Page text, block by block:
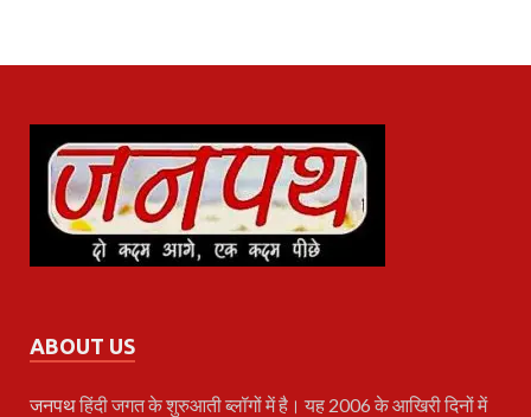
ABOUT US
जनपथहिंदी जगत के शुरुआती ब्लॉगों में है। यह 2006 के आखिरी दिनों में